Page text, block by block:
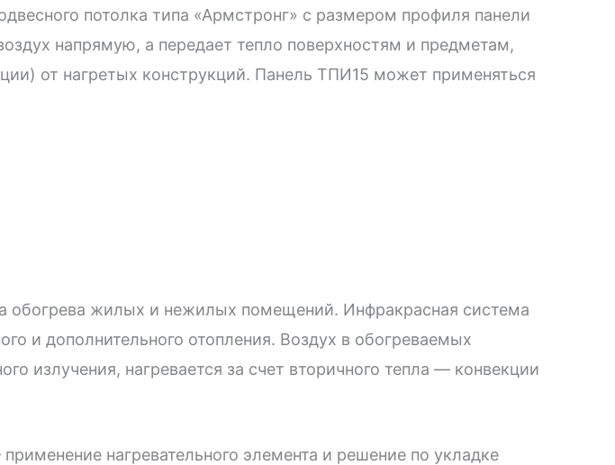
потолка типа «Армстронг» с размером профиля панели
напрямую, а передает тепло поверхностям и предметам,
от нагретых конструкций. Панель ТПИ15 может применяться
обогрева жилых и нежилых помещений. Инфракрасная система
и дополнительного отопления. Воздух в обогреваемых
излучения, нагревается за счет вторичного тепла — конвекции
нагревательного элемента и решение по укладке